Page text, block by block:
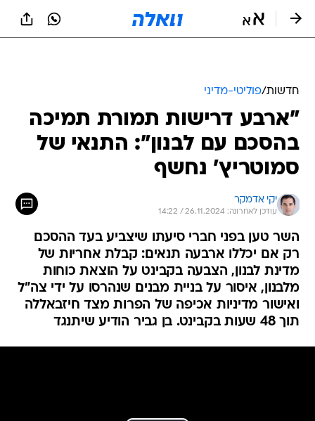
חדשות/פוליטי-מדיני
"ארבע דרישות תמורת תמיכה
בהסכם עם לבנון": התנאי של
סמוטריץ' נחשף
יקי אדמקר
עודכן לאחרונה: 26.11.2024 / 14:22
השר טען בפני חברי סיעתו שיצביע בעד ההסכם
רק אם יכללו ארבעה תנאים: קבלת אחריות של
מדינת לבנון, הצבעה בקבינט על הוצאת כוחות
מלבנון, איסור על בניית מבנים שנהרסו על ידי צה"ל
ואישור מדיניות אכיפה של הפרות מצד חיזבאללה
תוך 48 שעות בקבינט. בן גביר הודיע שיתנגד